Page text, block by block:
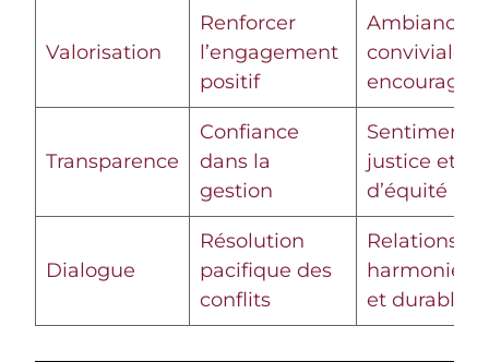
Valorisation
Renforcer
l’engagement
positif
Ambiance
conviviale et
Transparence
Confiance
dans la
gestion
Sentiment
justice et
d’équité
Dialogue
Résolution
pacifique des
conflits
Relations
et durables